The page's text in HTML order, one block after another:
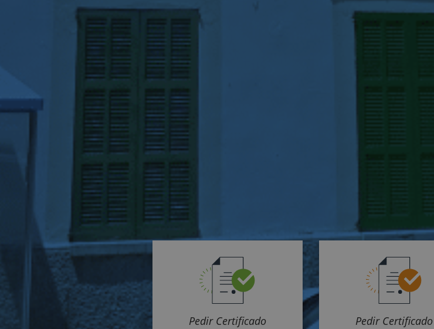
Pedir Certificado
Pedir Certificado